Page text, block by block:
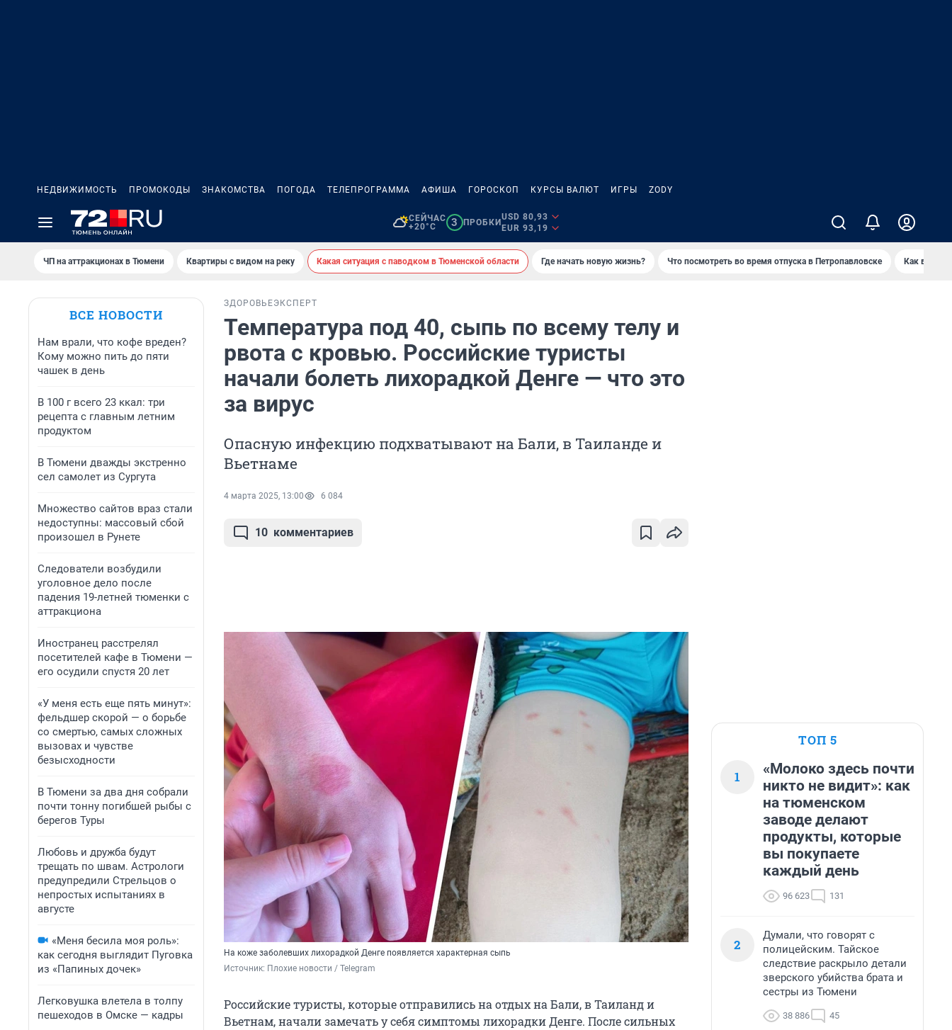
НЕДВИЖИМОСТЬ ПРОМОКОДЫ ЗНАКОМСТВА ПОГОДА ТЕЛЕПРОГРАММА АФИША ГОРОСКОП КУРСЫ ВАЛЮТ ИГРЫ ZODY
СЕЙЧАС
+20°C
3 ПРОБКИ
USD 80,93
EUR 93,19
ЧП на аттракционах в Тюмени Квартиры с видом на реку Какая ситуация с паводком в Тюменской области Где начать новую жизнь? Что посмотреть во время отпуска в Петропавловске Как
ВСЕ НОВОСТИ
Нам врали, что кофе вреден?
Кому можно пить до пяти
чашек в день
В 100 г всего 23 ккал: три
рецепта с главным летним
продуктом
В Тюмени дважды экстренно
сел самолет из Сургута
Множество сайтов враз стали
недоступны: массовый сбой
произошел в Рунете
Следователи возбудили
уголовное дело после
падения 19-летней тюменки с
аттракциона
Иностранец расстрелял
посетителей кафе в Тюмени —
его осудили спустя 20 лет
«У меня есть еще пять минут»:
фельдшер скорой — о борьбе
со смертью, самых сложных
вызовах и чувстве
безысходности
В Тюмени за два дня собрали
почти тонну погибшей рыбы с
берегов Туры
Любовь и дружба будут
трещать по швам. Астрологи
предупредили Стрельцов о
непростых испытаниях в
августе
«Меня бесила моя роль»:
как сегодня выглядит Пуговка
из «Папиных дочек»
Легковушка влетела в толпу
пешеходов в Омске — кадры
ЗДОРОВЬЕЭКСПЕРТ
Температура под 40, сыпь по всему телу и
рвота с кровью. Российские туристы
начали болеть лихорадкой Денге — что это
за вирус
Опасную инфекцию подхватывают на Бали, в Таиланде и
Вьетнаме
4 марта 2025, 13:00 6 084
10 комментариев
На коже заболевших лихорадкой Денге появляется характерная сыпь
Источник: Плохие новости / Telegram
Российские туристы, которые отправились на отдых на Бали, в Таиланд и
Вьетнам, начали замечать у себя симптомы лихорадки Денге. После сильных
ТОП 5
1
«Молоко здесь почти
никто не видит»: как
на тюменском
заводе делают
продукты, которые
вы покупаете
каждый день
96 623 131
2
Думали, что говорят с
полицейским. Тайское
следствие раскрыло детали
зверского убийства брата и
сестры из Тюмени
38 886 45